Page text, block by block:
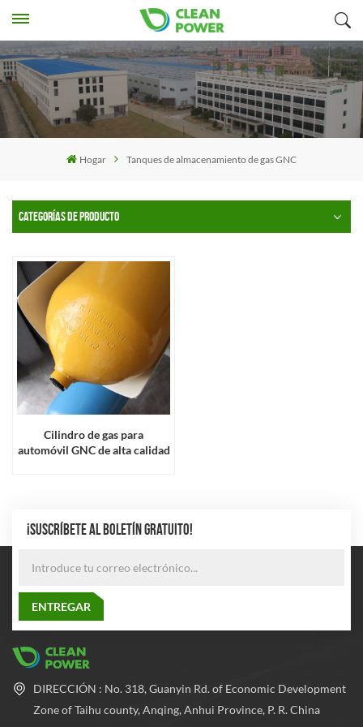
Hogar Tanques de almacenamiento de gas GNC
CATEGORÍAS DE PRODUCTO
Cilindro de gas para
automóvil GNC de alta calidad
¡SUSCRÍBETE AL BOLETÍN GRATUITO!
DIRECCIÓN : No. 318, Guanyin Rd. of Economic Development
Zone of Taihu county, Anqing, Anhui Province, P. R. China